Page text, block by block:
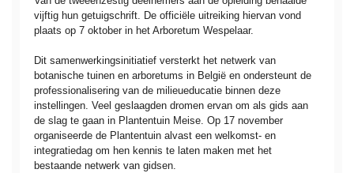
vijftig hun getuigschrift. De officiële uitreiking hiervan vond
plaats op 7 oktober in het Arboretum Wespelaar.
Dit samenwerkingsinitiatief versterkt het netwerk van
botanische tuinen en arboretums in België en ondersteunt de
professionalisering van de milieueducatie binnen deze
instellingen. Veel geslaagden dromen ervan om als gids aan
de slag te gaan in Plantentuin Meise. Op 17 november
organiseerde de Plantentuin alvast een welkomst- en
integratiedag om hen kennis te laten maken met het
bestaande netwerk van gidsen.